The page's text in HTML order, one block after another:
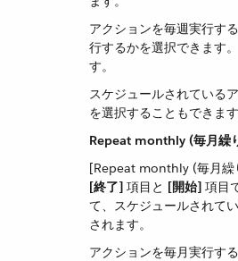
アクションを毎週実行す
行するかを選択できます。
す。
スケジュールされている
を選択することもできます
Repeat monthly (毎月繰
[Repeat monthly (毎月繰
[終了] ​ 項目と ​ [開始] 項目
て、スケジュールされて
されます。
アクションを毎月実行す